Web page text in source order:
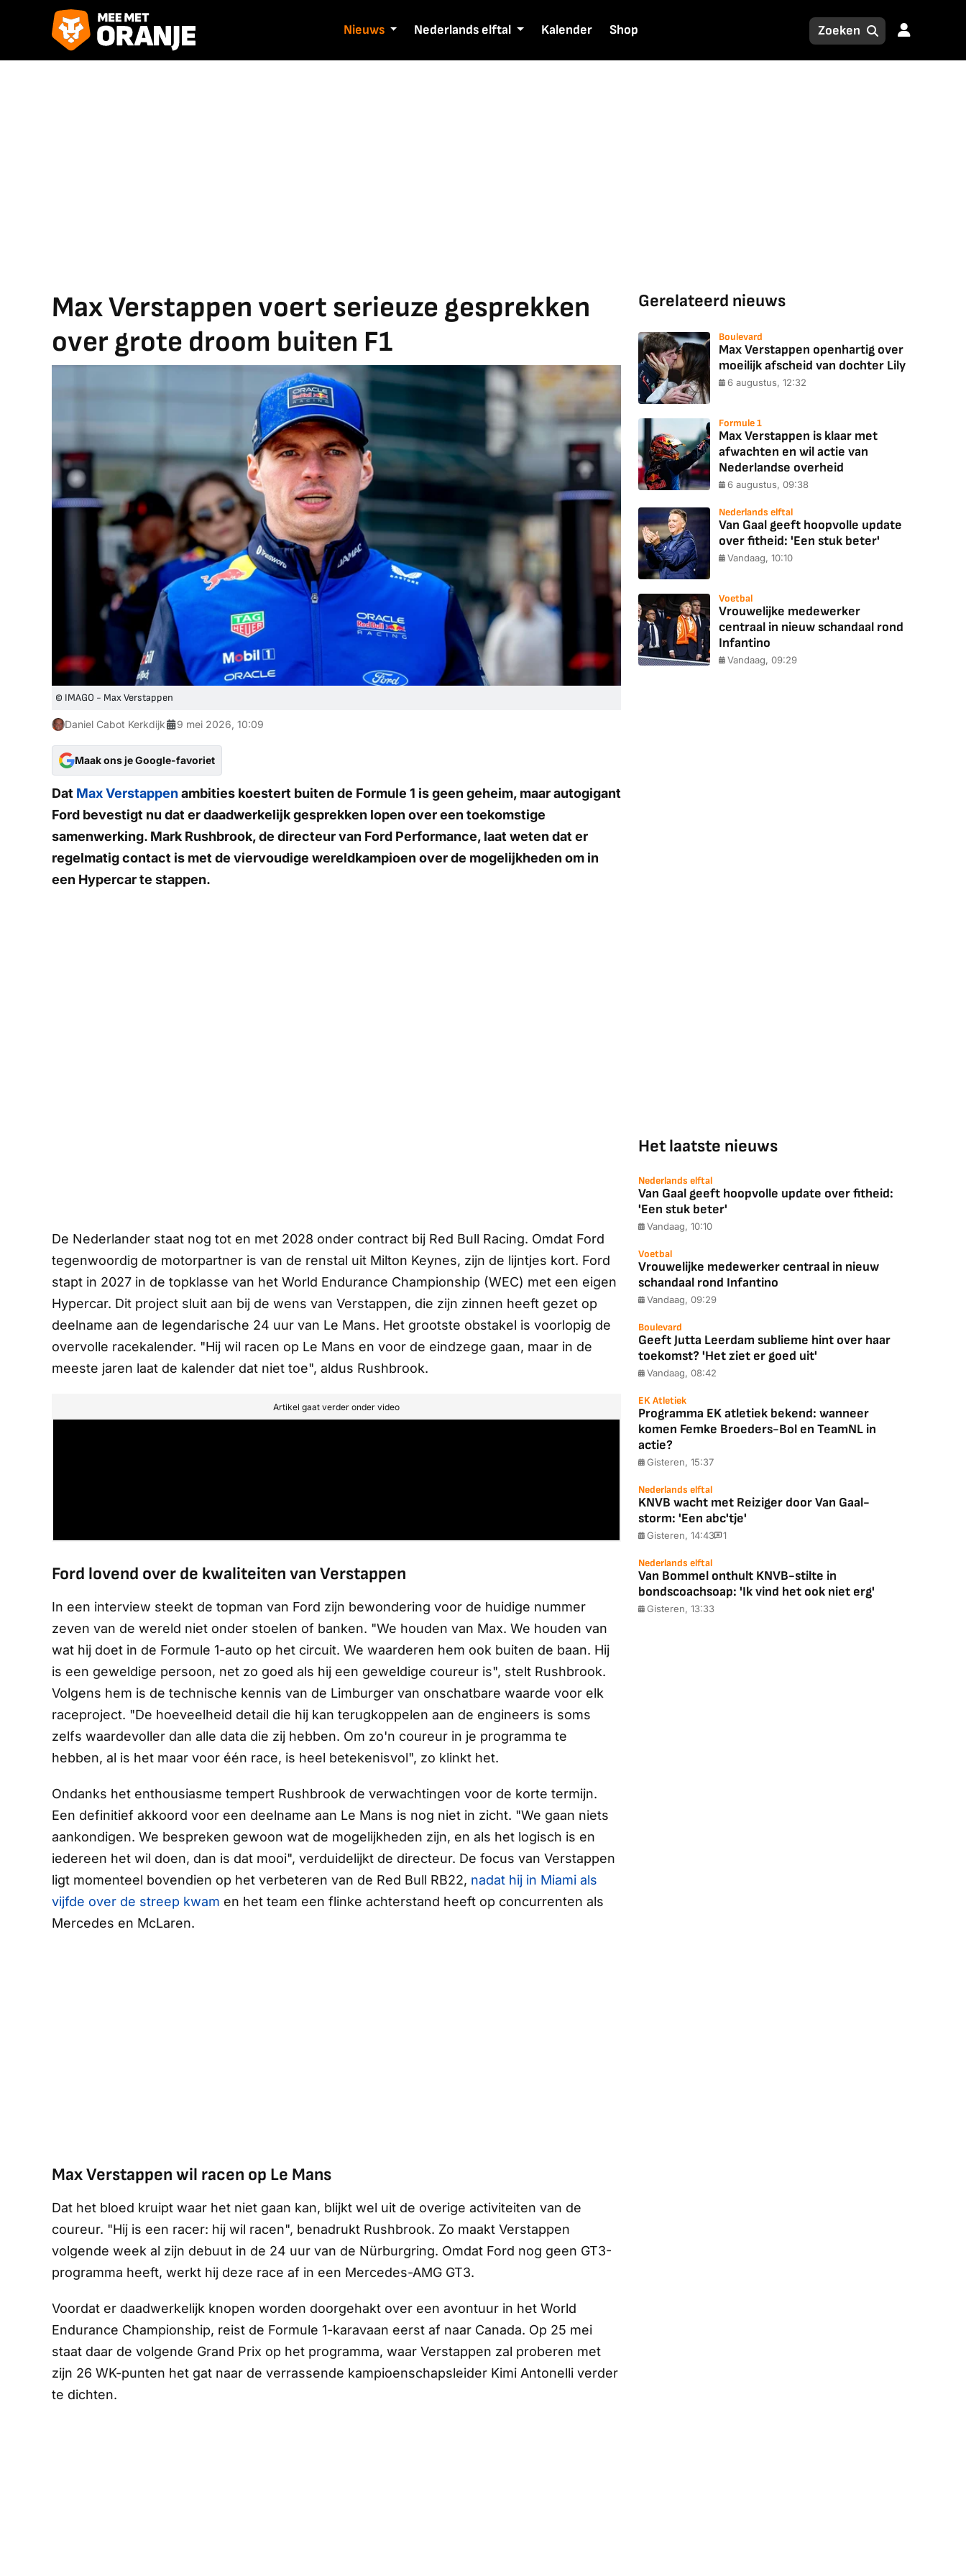
Nieuws Nederlands elftal Kalender Shop
Max Verstappen voert serieuze gesprekken
over grote droom buiten F1
© IMAGO - Max Verstappen
Daniel Cabot Kerkdijk 9 mei 2026, 10:09
Maak ons je Google-favoriet
Dat Max Verstappen ambities koestert buiten de Formule 1 is geen geheim, maar autogigant
Ford bevestigt nu dat er daadwerkelijk gesprekken lopen over een toekomstige
samenwerking. Mark Rushbrook, de directeur van Ford Performance, laat weten dat er
regelmatig contact is met de viervoudige wereldkampioen over de mogelijkheden om in
een Hypercar te stappen.
De Nederlander staat nog tot en met 2028 onder contract bij Red Bull Racing. Omdat Ford
tegenwoordig de motorpartner is van de renstal uit Milton Keynes, zijn de lijntjes kort. Ford
stapt in 2027 in de topklasse van het World Endurance Championship (WEC) met een eigen
Hypercar. Dit project sluit aan bij de wens van Verstappen, die zijn zinnen heeft gezet op
deelname aan de legendarische 24 uur van Le Mans. Het grootste obstakel is voorlopig de
overvolle racekalender. "Hij wil racen op Le Mans en voor de eindzege gaan, maar in de
meeste jaren laat de kalender dat niet toe", aldus Rushbrook.
Artikel gaat verder onder video
Ford lovend over de kwaliteiten van Verstappen
In een interview steekt de topman van Ford zijn bewondering voor de huidige nummer
zeven van de wereld niet onder stoelen of banken. "We houden van Max. We houden van
wat hij doet in de Formule 1-auto op het circuit. We waarderen hem ook buiten de baan. Hij
is een geweldige persoon, net zo goed als hij een geweldige coureur is", stelt Rushbrook.
Volgens hem is de technische kennis van de Limburger van onschatbare waarde voor elk
raceproject. "De hoeveelheid detail die hij kan terugkoppelen aan de engineers is soms
zelfs waardevoller dan alle data die zij hebben. Om zo'n coureur in je programma te
hebben, al is het maar voor één race, is heel betekenisvol", zo klinkt het.
Ondanks het enthousiasme tempert Rushbrook de verwachtingen voor de korte termijn.
Een definitief akkoord voor een deelname aan Le Mans is nog niet in zicht. "We gaan niets
aankondigen. We bespreken gewoon wat de mogelijkheden zijn, en als het logisch is en
iedereen het wil doen, dan is dat mooi", verduidelijkt de directeur. De focus van Verstappen
ligt momenteel bovendien op het verbeteren van de Red Bull RB22, nadat hij in Miami als
vijfde over de streep kwam en het team een flinke achterstand heeft op concurrenten als
Mercedes en McLaren.
Max Verstappen wil racen op Le Mans
Dat het bloed kruipt waar het niet gaan kan, blijkt wel uit de overige activiteiten van de
coureur. "Hij is een racer: hij wil racen", benadrukt Rushbrook. Zo maakt Verstappen
volgende week al zijn debuut in de 24 uur van de Nürburgring. Omdat Ford nog geen GT3-
programma heeft, werkt hij deze race af in een Mercedes-AMG GT3.
Voordat er daadwerkelijk knopen worden doorgehakt over een avontuur in het World
Endurance Championship, reist de Formule 1-karavaan eerst af naar Canada. Op 25 mei
staat daar de volgende Grand Prix op het programma, waar Verstappen zal proberen met
zijn 26 WK-punten het gat naar de verrassende kampioenschapsleider Kimi Antonelli verder
te dichten.
Gerelateerd nieuws
Boulevard
Max Verstappen openhartig over
moeilijk afscheid van dochter Lily
6 augustus, 12:32
Formule 1
Max Verstappen is klaar met
afwachten en wil actie van
Nederlandse overheid
6 augustus, 09:38
Nederlands elftal
Van Gaal geeft hoopvolle update
over fitheid: 'Een stuk beter'
Vandaag, 10:10
Voetbal
Vrouwelijke medewerker
centraal in nieuw schandaal rond
Infantino
Vandaag, 09:29
Het laatste nieuws
Nederlands elftal
Van Gaal geeft hoopvolle update over fitheid:
'Een stuk beter'
Vandaag, 10:10
Voetbal
Vrouwelijke medewerker centraal in nieuw
schandaal rond Infantino
Vandaag, 09:29
Boulevard
Geeft Jutta Leerdam sublieme hint over haar
toekomst? 'Het ziet er goed uit'
Vandaag, 08:42
EK Atletiek
Programma EK atletiek bekend: wanneer
komen Femke Broeders-Bol en TeamNL in
actie?
Gisteren, 15:37
Nederlands elftal
KNVB wacht met Reiziger door Van Gaal-
storm: 'Een abc'tje'
Gisteren, 14:43 1
Nederlands elftal
Van Bommel onthult KNVB-stilte in
bondscoachsoap: 'Ik vind het ook niet erg'
Gisteren, 13:33